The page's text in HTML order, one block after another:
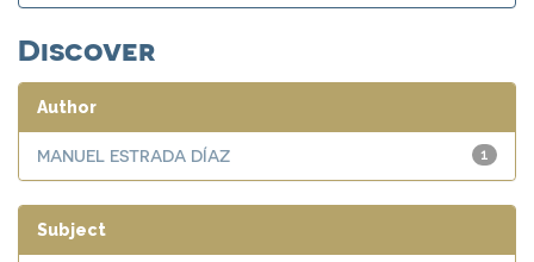
Discover
Author
1
MANUEL ESTRADA DÍAZ
Subject